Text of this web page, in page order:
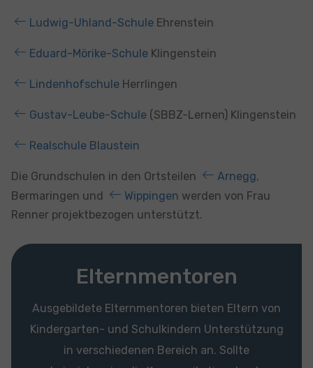
Ludwig-Uhland-SchuleEhrenstein
Eduard-Mörike-SchuleKlingenstein
LindenhofschuleHerrlingen
Gustav-Leube-Schule(SBBZ-Lernen) Klingenstein
Realschule Blaustein
Die Grundschulen in den Ortsteilen Arnegg,
Bermaringen und
Wippingen werden von Frau
Renner projektbezogen unterstützt.
Elternmentoren
Ausgebildete Elternmentoren bieten Eltern von
Kindergarten- und Schulkindern Unterstützung
in verschiedenen Bereich an. Sollte